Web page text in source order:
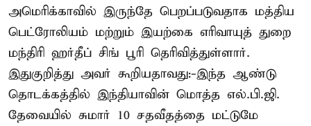
அமெரிக்காவில் இருந்தே பெறப்படுவதாக மத்திய
பெட்ரோலியம் மற்றும் இயற்கை எரிவாயுத் துறை
மந்திரி ஹர்தீப் சிங் பூரி தெரிவித்துள்ளார்.
இதுகுறித்து அவர் கூறியதாவது:-இந்த ஆண்டு
தொடக்கத்தில் இந்தியாவின் மொத்த எல்.பி.ஜி.
தேவையில் சுமார் 10 சதவீதத்தை மட்டுமே